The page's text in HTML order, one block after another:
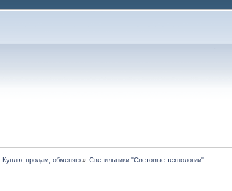
Куплю, продам, обменяю » Светильники "Световые технологии"